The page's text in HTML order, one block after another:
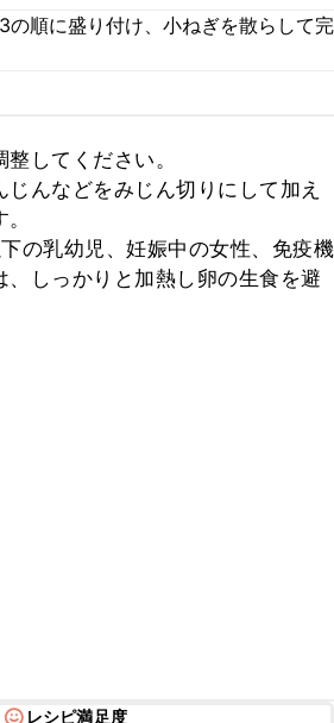
の順に盛り付け、小ねぎを散らして完
してください。
んなどをみじん切りにして加え
の乳幼児、妊娠中の女性、免疫機
、しっかりと加熱し卵の生食を避
レシピ満足度